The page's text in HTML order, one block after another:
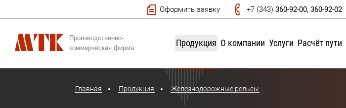
Оформить заявку +7 (343) 360-92-00, 360-92-02
Производственно-
коммерческая фирма
Продукция О компании Услуги Расчёт пути
Главная Продукция Железнодорожные рельсы